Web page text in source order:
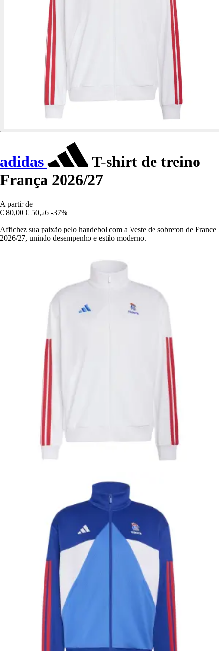
adidas
T-shirt de treino
França 2026/27
A partir de
€ 80,00 € 50,26 -37%
Affichez sua paixão pelo handebol com a Veste de sobreton de France
2026/27, unindo desempenho e estilo moderno.